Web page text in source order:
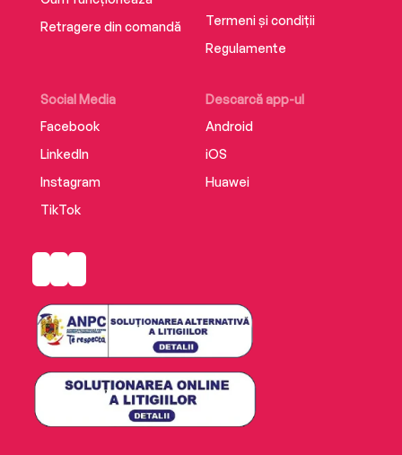
Retragere din comandă
Social Media
Facebook
LinkedIn
Instagram
TikTok
Descarcă app-ul
Android
iOS
Huawei
Termeni și condiții
Regulamente